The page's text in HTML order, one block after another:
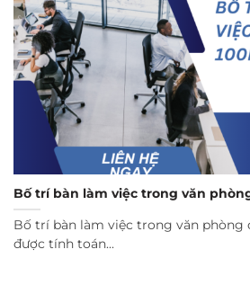
Bố trí bàn làm việc trong văn
Bố trí bàn làm việc trong văn phòng
được tính toán...